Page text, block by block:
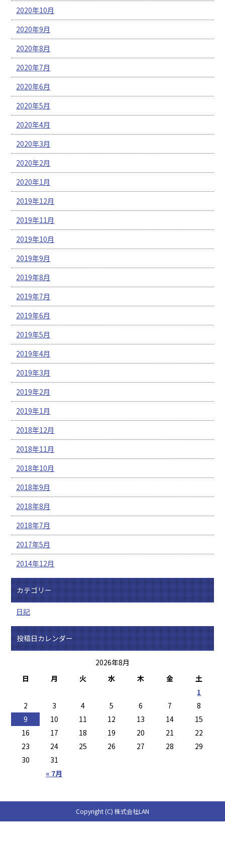
2020年10月
2020年9月
2020年8月
2020年7月
2020年6月
2020年5月
2020年4月
2020年3月
2020年2月
2020年1月
2019年12月
2019年11月
2019年10月
2019年9月
2019年8月
2019年7月
2019年6月
2019年5月
2019年4月
2019年3月
2019年2月
2019年1月
2018年12月
2018年11月
2018年10月
2018年9月
2018年8月
2018年7月
2017年5月
2014年12月
カテゴリー
日記
投稿日カレンダー
2026年8月
日
月 火 水 木 金 土
« 7月
1
2
3 4 5 6 7
8
9
10 11 12 13 14
15
16
17 18 19 20 21
22
23
24 25 26 27 28
29
30
31
Copyright (C) 株式会社LAN